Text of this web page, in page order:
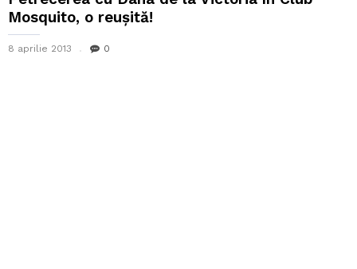
Mosquito, o reuşită!
8 aprilie 2013 0